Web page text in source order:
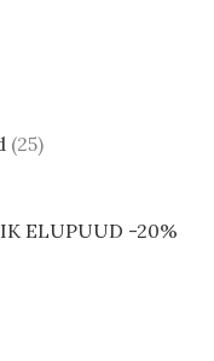
25
ELUPUUD -20%